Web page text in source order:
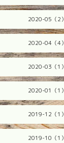
2020-05（2）
2020-04（4）
2020-03（1）
2020-01（1）
2019-12（1）
2019-10（1）